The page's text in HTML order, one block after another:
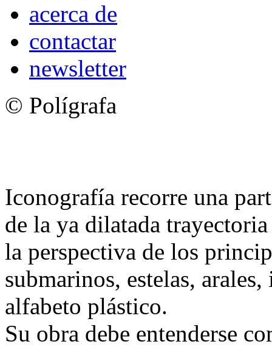
acerca de
contactar
newsletter
© Polígrafa
Iconografía recorre una
de la ya dilatada
la perspectiva de los
submarinos, estelas,
alfabeto plástico.
Su obra debe entenderse